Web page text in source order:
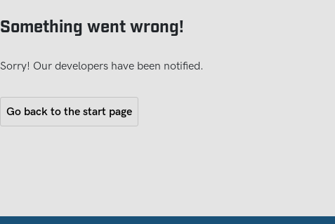
Something went wrong!
Sorry! Our developers have been notified.
Go back to the start page